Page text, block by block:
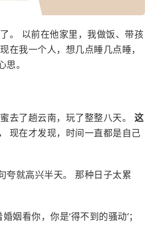
。 以前在他家里，我做饭、带孩
在我一个人，想几点睡几点睡，
。
去了趟云南，玩了整整八天。 这
现在才发现，时间一直都是自己
夸就高兴半天。 那种日子太累
姻看你，你是‘得不到的骚动’；